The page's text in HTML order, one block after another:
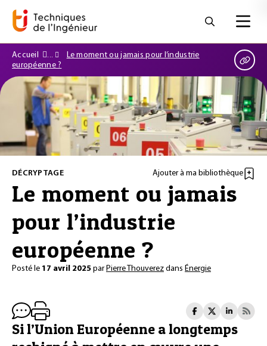
Accueil
Le moment ou jamais pour l’industrie
européenne ?
DÉCRYPTAGE Ajouter à ma bibliothèque
Le moment ou jamais
pour l’industrie
européenne ?
Posté le 17 avril 2025 parPierre Thouverez dans Énergie
Si l’Union Européenne a longtemps